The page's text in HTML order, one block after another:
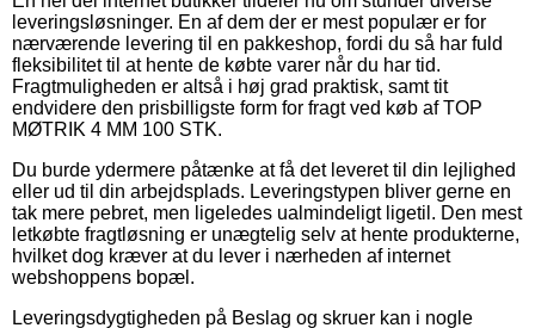
leveringsløsninger. En af dem der er mest populær er for
nærværende levering til en pakkeshop, fordi du så har fuld
fleksibilitet til at hente de købte varer når du har tid.
Fragtmuligheden er altså i høj grad praktisk, samt tit
endvidere den prisbilligste form for fragt ved køb af TOP
MØTRIK 4 MM 100 STK.
Du burde ydermere påtænke at få det leveret til din lejlighed
eller ud til din arbejdsplads. Leveringstypen bliver gerne en
tak mere pebret, men ligeledes ualmindeligt ligetil. Den mest
letkøbte fragtløsning er unægtelig selv at hente produkterne,
hvilket dog kræver at du lever i nærheden af internet
webshoppens bopæl.
Leveringsdygtigheden på Beslag og skruer kan i nogle